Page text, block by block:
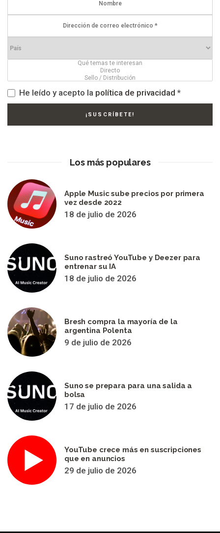
He leído y acepto la política de privacidad *
Los más populares
Apple Music sube precios por primera
vez desde 2022
18 de julio de 2026
Suno rastreó YouTube y Deezer para
entrenar su IA
18 de julio de 2026
Bresh compra la mayoría de la
argentina Polenta
9 de julio de 2026
Suno se prepara para una salida a
bolsa
17 de julio de 2026
YouTube crece más en suscripciones
que en anuncios
29 de julio de 2026